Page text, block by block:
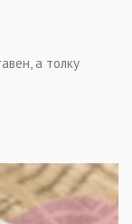
а толку